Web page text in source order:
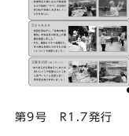
第9号 R1.7発行